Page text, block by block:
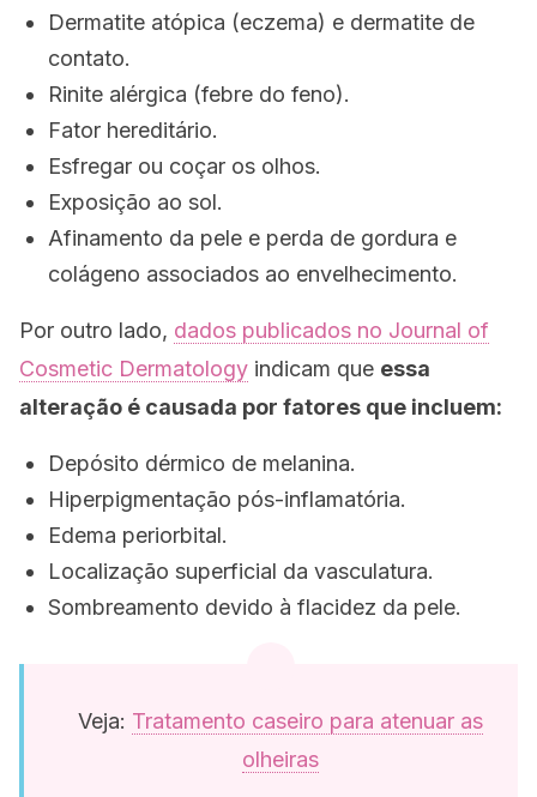
Dermatite atópica (eczema) e dermatite de
contato.
Rinite alérgica (febre do feno).
Fator hereditário.
Esfregar ou coçar os olhos.
Exposição ao sol.
Afinamento da pele e perda de gordura e
colágeno associados ao envelhecimento.
Por outro lado, dados publicados no Journal of
Cosmetic Dermatology indicam que essa
alteração é causada por fatores que incluem:
Depósito dérmico de melanina.
Hiperpigmentação pós-inflamatória.
Edema periorbital.
Localização superficial da vasculatura.
Sombreamento devido à flacidez da pele.
Veja: Tratamento caseiro para atenuar as
olheiras